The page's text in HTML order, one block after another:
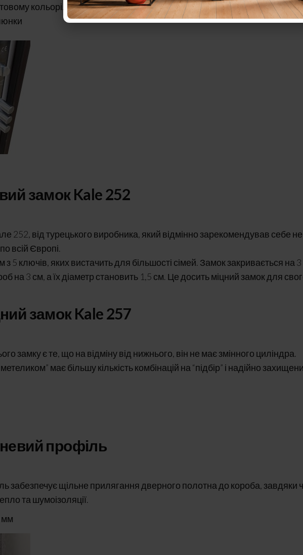
кольорі. Дана фурнітура виготовлена з високоякісних матеріалів
замок Kale 252
252, від турецького виробника, який відмінно зарекомендував себе не
всій Європі.
5 ключів, яких вистачить для більшості сімей. Замок закривається на 3
на 3 см, а їх діаметр становить 1,5 см. Це досить міцний замок для
замок Kale 257
замку є те, що на відміну від нижнього, він не має змінного циліндра.
має більшу кількість комбінацій на “підбір” і надійно
профіль
забезпечує щільне прилягання дверного полотна до короба, завдяки
та шумоізоляції.
мм